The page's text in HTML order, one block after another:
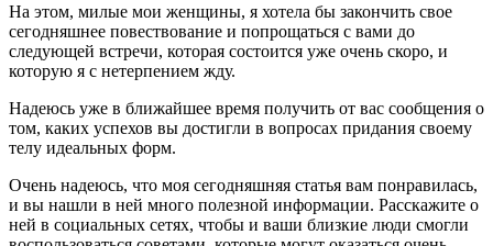
На этом, милые мои женщины, я хотела бы закончить свое
сегодняшнее повествование и попрощаться с вами до
следующей встречи, которая состоится уже очень скоро, и
которую я с нетерпением жду.
Надеюсь уже в ближайшее время получить от вас сообщения о
том, каких успехов вы достигли в вопросах придания своему
телу идеальных форм.
Очень надеюсь, что моя сегодняшняя статья вам понравилась,
и вы нашли в ней много полезной информации. Расскажите о
ней в социальных сетях, чтобы и ваши близкие люди смогли